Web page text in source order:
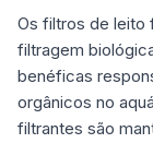
Os filtros de leito
filtragem
benéficas
orgânicos no
filtrantes são